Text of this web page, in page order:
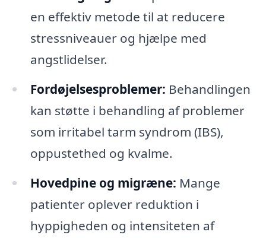
en effektiv metode til at reducere
stressniveauer og hjælpe med
angstlidelser.
Fordøjelsesproblemer: Behandlingen
kan støtte i behandling af problemer
som irritabel tarm syndrom (IBS),
oppustethed og kvalme.
Hovedpine og migræne: Mange
patienter oplever reduktion i
hyppigheden og intensiteten af